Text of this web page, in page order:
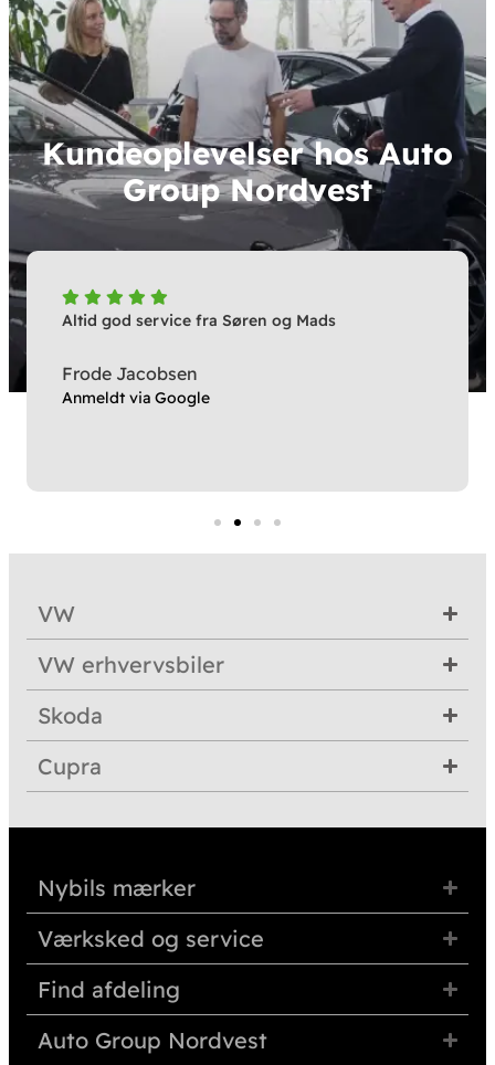
Kundeoplevelser hos Auto
Group Nordvest
Altid god service fra Søren og Mads
Frode Jacobsen
Anmeldt via Google
VW
VW erhvervsbiler
Skoda
Cupra
Nybils mærker
Værksked og service
Find afdeling
Auto Group Nordvest